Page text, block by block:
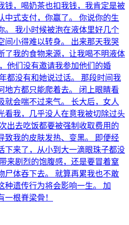
钱，喝奶茶也扣我钱，我肯定是被
中式支付，你赢了。 你说你的生
。 我小时候被泡在液体里好几个
间小得难以转身。 出来那天我哭
了我的食物来源，让我喝不明液体
他们没有邀请我参加他们的婚
都没有和她说过话。 那段时间我
地方都只能爬着去。 闭上眼睛看
就会喘不过来气。 长大后，女人
看我，几乎没人在意我被切除过头
出去吃饭都要被强制收取费用的
致我的皮肤发热、变黑。 即便经
下来了，从小到大一滴眼珠子都没
来剧烈的饱腹感，还是要冒着窒
尸体吞下去。 就算再累我也不敢
种遗传行为将会影响一生。 加
根脊梁骨！